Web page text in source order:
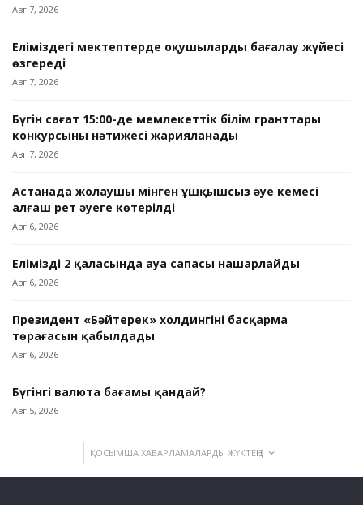
Авг 7, 2026
Еліміздегі мектептерде оқушыларды бағалау жүйесі
өзгереді
Авг 7, 2026
Бүгін сағат 15:00-де мемлекеттік білім гранттары
конкурсының нәтижесі жарияланады
Авг 7, 2026
Астанада жолаушы мінген ұшқышсыз әуе кемесі
алғаш рет әуеге көтерілді
Авг 6, 2026
Еліміздің 2 қаласында ауа сапасы нашарлайды
Авг 6, 2026
Президент «Бәйтерек» холдингінің басқарма
төрағасын қабылдады
Авг 6, 2026
Бүгінгі валюта бағамы қандай?
Авг 5, 2026
ҚОСЫМША ХАБАРЛАМАЛАРДЫ ЖҮКТЕҢІЗ